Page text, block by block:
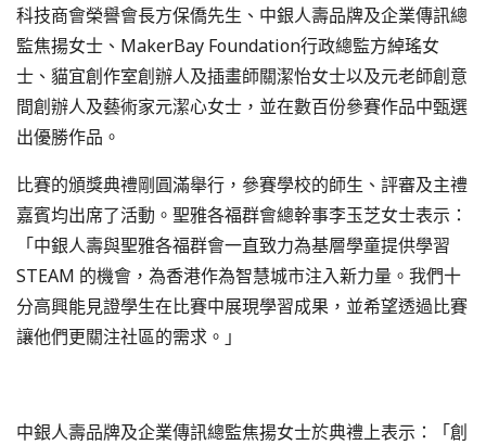
科技商會榮譽會長方保僑先生、中銀人壽品牌及企業傳訊總
監焦揚女士、MakerBay Foundation行政總監方綽瑤女
士、貓宜創作室創辦人及插畫師關潔怡女士以及元老師創意
間創辦人及藝術家元潔心女士，並在數百份參賽作品中甄選
出優勝作品。
比賽的頒獎典禮剛圓滿舉行，參賽學校的師生、評審及主禮
嘉賓均出席了活動。聖雅各福群會總幹事李玉芝女士表示：
「中銀人壽與聖雅各福群會一直致力為基層學童提供學習
STEAM 的機會，為香港作為智慧城市注入新力量。我們十
分高興能見證學生在比賽中展現學習成果，並希望透過比賽
讓他們更關注社區的需求。」
中銀人壽品牌及企業傳訊總監焦揚女士於典禮上表示：「創